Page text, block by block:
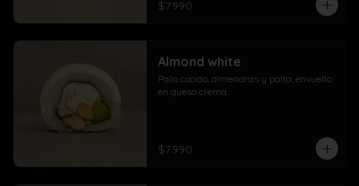
$7.990
Almond white
Pollo cocido, almendras y palta, envuelto
en queso crema
$7.990